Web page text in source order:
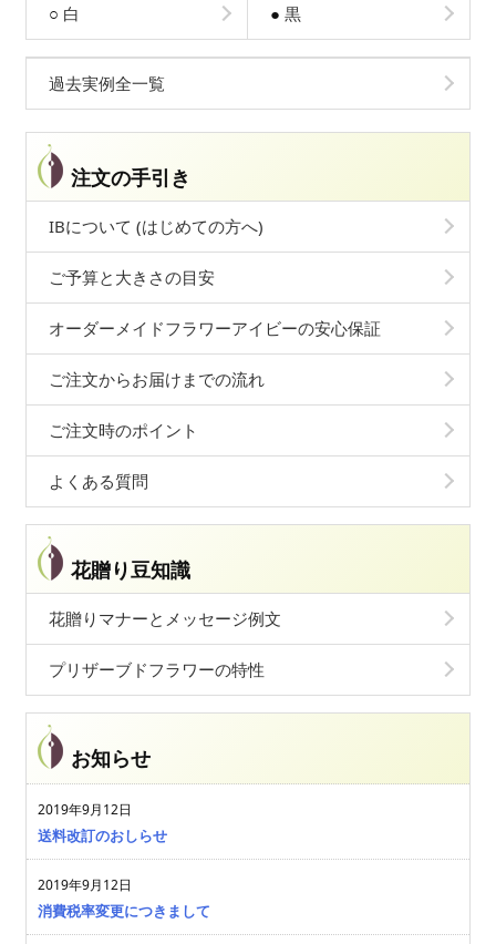
○ 白 ● 黒
過去実例全一覧
注文の手引き
IBについて (はじめての方へ)
ご予算と大きさの目安
オーダーメイドフラワーアイビーの安心保証
ご注文からお届けまでの流れ
ご注文時のポイント
よくある質問
花贈り豆知識
花贈りマナーとメッセージ例文
プリザーブドフラワーの特性
お知らせ
2019年9月12日
送料改訂のおしらせ
2019年9月12日
消費税率変更につきまして